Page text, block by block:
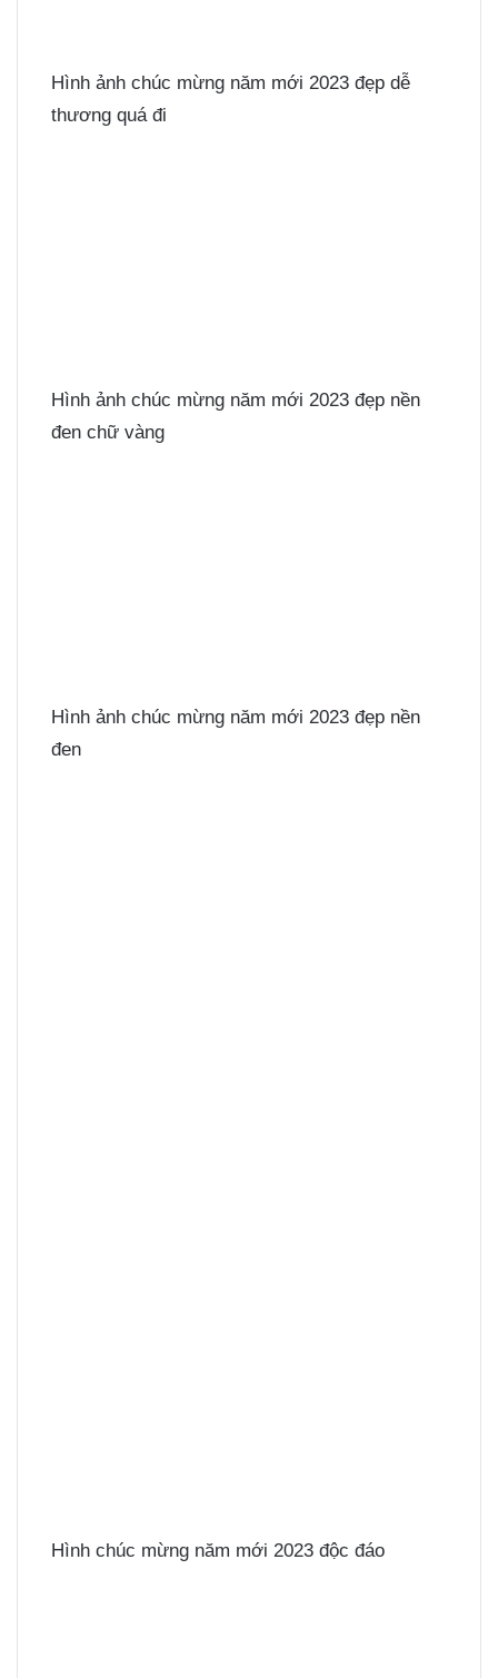
Hình ảnh chúc mừng năm mới 2023 đẹp dễ
thương quá đi
Hình ảnh chúc mừng năm mới 2023 đẹp nền
đen chữ vàng
Hình ảnh chúc mừng năm mới 2023 đẹp nền
đen
Hình chúc mừng năm mới 2023 độc đáo